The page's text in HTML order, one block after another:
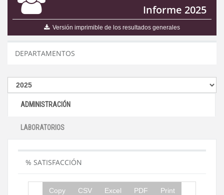
Informe 2025
Versión imprimible de los resultados generales
DEPARTAMENTOS
ADMINISTRACIÓN
LABORATORIOS
% SATISFACCIÓN
Copy CSV Excel PDF Print